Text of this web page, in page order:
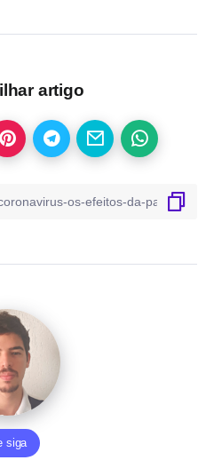
artigo
siga